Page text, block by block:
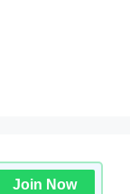
Join Now